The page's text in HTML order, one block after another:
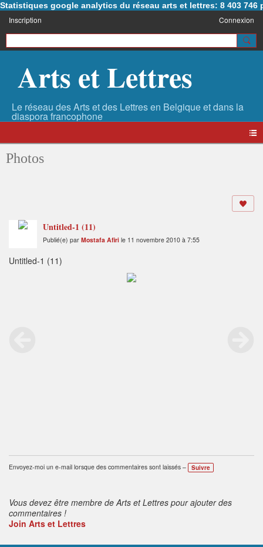
Statistiques google analytics du réseau arts et lettres: 8 403 746
Inscription Connexion
Arts et Lettres
Photos
Untitled-1 (11)
Publié(e) par Mostafa Afiri le 11 novembre 2010 à 7:55
Untitled-1 (11)
Envoyez-moi un e-mail lorsque des commentaires sont laissés – Suivre
Vous devez être membre de Arts et Lettres pour ajouter des
commentaires !
Join Arts et Lettres